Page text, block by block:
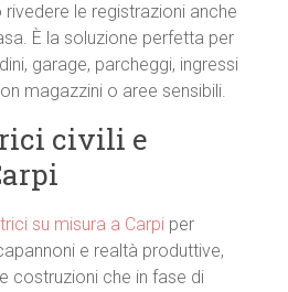
le registrazioni anche
È la soluzione perfetta per
garage, parcheggi, ingressi
magazzini o aree sensibili.
civili e
su misura a Carpi per
e realtà produttive,
costruzioni che in fase di